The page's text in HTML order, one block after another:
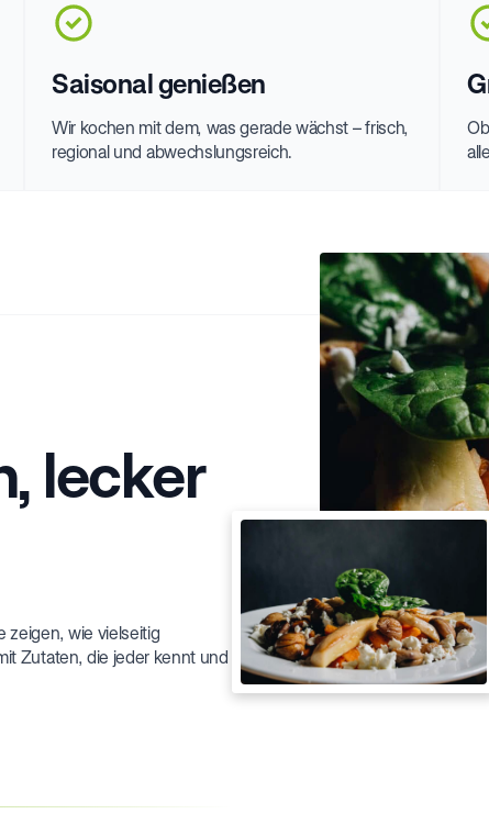
Saisonal genießen
Wir kochen mit dem, was gerade wächst – frisch,
regional und abwechslungsreich.
lecker
zeigen, wie vielseitig
Zutaten, die jeder kennt und